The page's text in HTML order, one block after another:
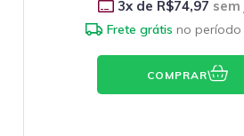
3x de R$74,97
Frete grátis no período
COMPRAR